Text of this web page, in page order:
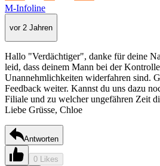
M-Infoline
vor 2 Jahren
Hallo "Verdächtiger", danke für deine
leid, dass deinem Mann bei der
Unannehmlichkeiten widerfahren sind.
Feedback weiter. Kannst du uns dazu
Filiale und zu welcher ungefähren Zeit
Liebe Grüsse, Chloe
Antworten
0 Likes